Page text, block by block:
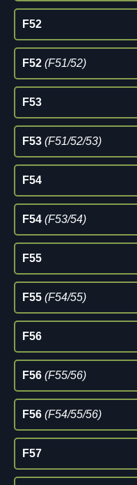
F52
F52 (F51/52)
F53
F53 (F51/52/53)
F54
F54 (F53/54)
F55
F55 (F54/55)
F56
F56 (F55/56)
F56 (F54/55/56)
F57